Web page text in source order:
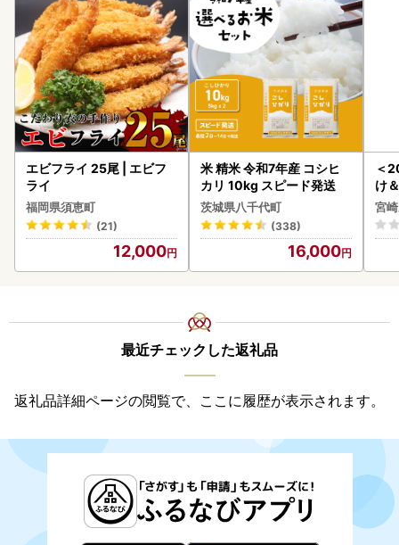
エビフライ 25尾 | エビフ
ライ
福岡県須恵町
(21)
12,000
米 精米 令和7年産 コシヒ
カリ 10kg スピード発送
茨城県八千代町
(338)
16,000
＜
け
も
-
宮
最近チェックした返礼品
返礼品詳細ページの閲覧で、ここに履歴が表示されます。